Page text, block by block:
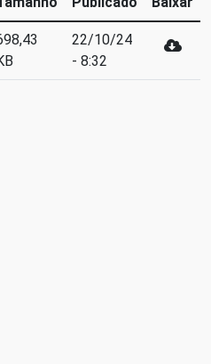
22/10/24
- 8:32